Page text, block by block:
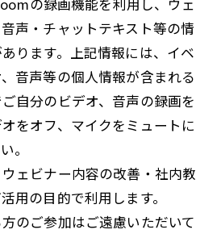
の録画機能を利用し、ウェ
声・チャットテキスト等の情
ります。上記情報には、イベ
音声等の個人情報が含まれる
自分のビデオ、音声の録画を
をオフ、マイクをミュートに
。
ェビナー内容の改善・社内教
用の目的で利用します。
のご参加はご遠慮いただいて